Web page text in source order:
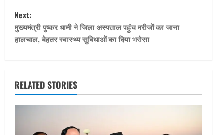
s
t
n
v
i
Next:
मुख्यमंत्री पुष्कर धामी ने जिला अस्पताल पहुंच मरीजों का जाना
हालचाल, बेहतर स्वास्थ्य सुविधाओं का दिया भरोसा
RELATED STORIES